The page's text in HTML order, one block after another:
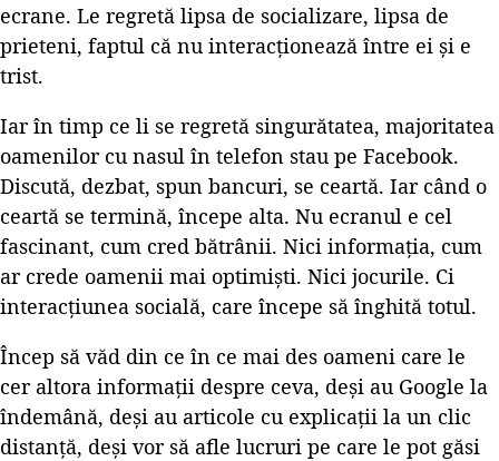
ecrane. Le regretă lipsa de socializare, lipsa de
prieteni, faptul că nu interacționează între ei și e
trist.
Iar în timp ce li se regretă singurătatea, majoritatea
oamenilor cu nasul în telefon stau pe Facebook.
Discută, dezbat, spun bancuri, se ceartă. Iar când o
ceartă se termină, începe alta. Nu ecranul e cel
fascinant, cum cred bătrânii. Nici informația, cum
ar crede oamenii mai optimiști. Nici jocurile. Ci
interacțiunea socială, care începe să înghită totul.
Încep să văd din ce în ce mai des oameni care le
cer altora informații despre ceva, deși au Google la
îndemână, deși au articole cu explicații la un clic
distanță, deși vor să afle lucruri pe care le pot găsi